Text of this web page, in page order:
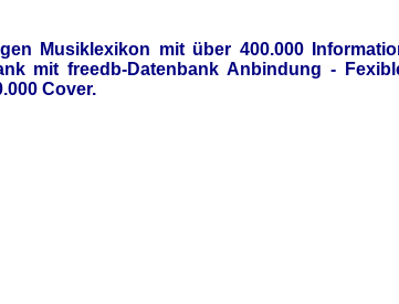
Musiklexikon mit über 400.000
mit freedb-Datenbank Anbindung -
Cover.